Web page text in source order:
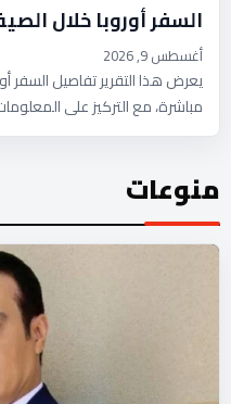
السفر أوروبا خلال
أغسطس 9, 2026
يعرض هذا التقرير تفاصيل السفر
مباشرة، مع التركيز على
منوعات